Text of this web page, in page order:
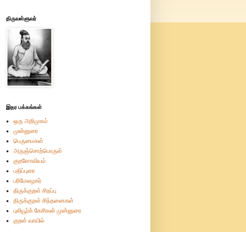
திருவள்ளுவர்
இதர பக்கங்கள்
ஒரு அறிமுகம்
முன்னுரை
பெருமைகள்
அருஞ்சொற்பொருள்
குறளோவியம்
பதிப்புரை
பரிமேலழகர்
திருக்குறள் சிறப்பு
திருக்குறள் சிந்தனைகள்
புலியூர்க் கேசிகன் முன்னுரை
குறள் வாயில்